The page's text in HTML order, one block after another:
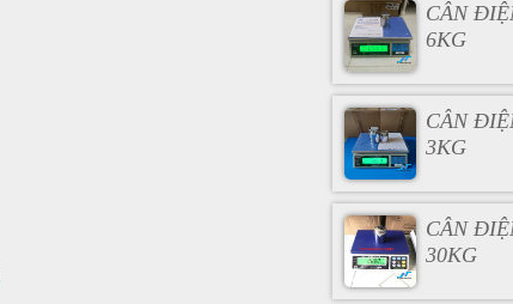
CÂN
6KG
CÂN
3KG
CÂN
30KG